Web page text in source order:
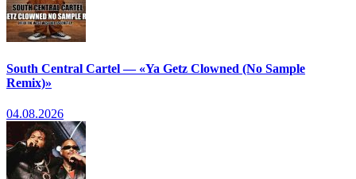
South Central Cartel — «Ya Getz Clowned (No Sample
Remix)»
04.08.2026